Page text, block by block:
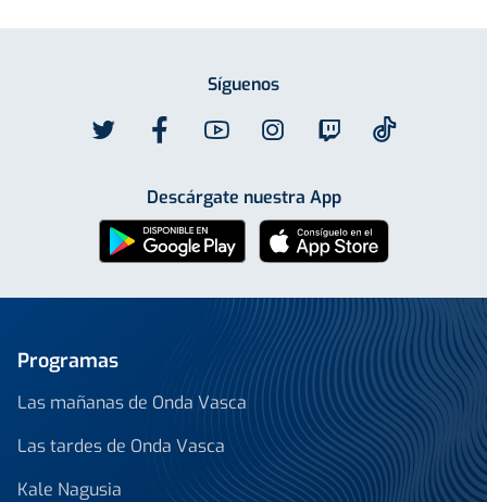
Síguenos
Descárgate nuestra App
Programas
Las mañanas de Onda Vasca
Las tardes de Onda Vasca
Kale Nagusia